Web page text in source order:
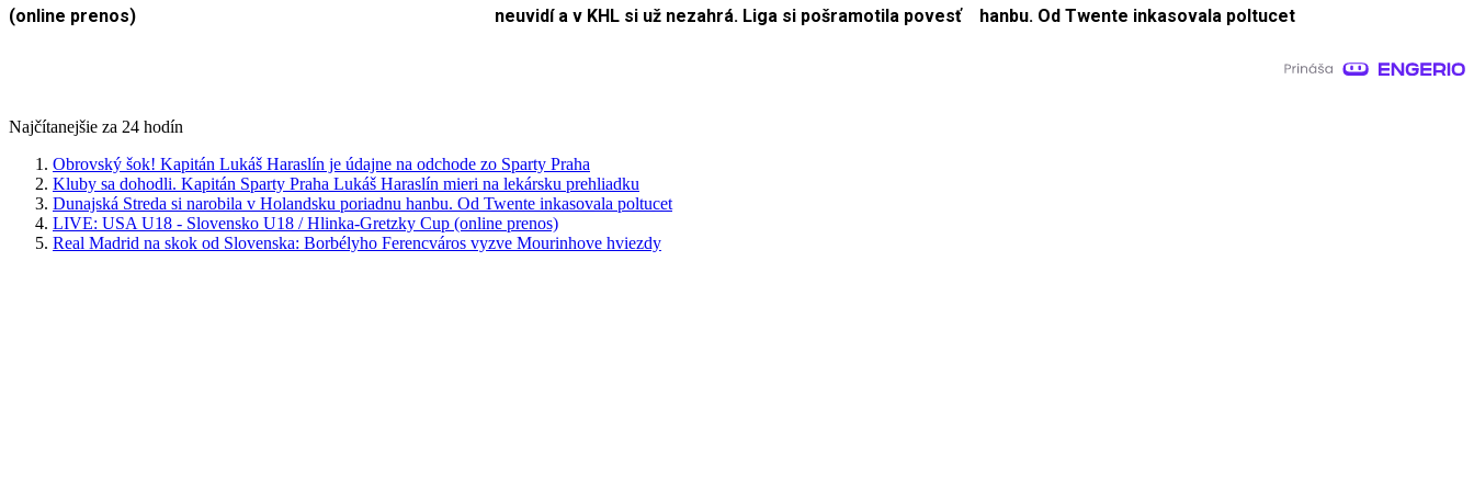
(online prenos)
neuvidí a v KHL si už nezahrá. Liga si pošramotila povesť
hanbu. Od Twente inkasovala poltucet
Najčítanejšie za 24 hodín
Obrovský šok! Kapitán Lukáš Haraslín je údajne na odchode zo Sparty Praha
Kluby sa dohodli. Kapitán Sparty Praha Lukáš Haraslín mieri na lekársku prehliadku
Dunajská Streda si narobila v Holandsku poriadnu hanbu. Od Twente inkasovala poltucet
LIVE: USA U18 - Slovensko U18 / Hlinka-Gretzky Cup (online prenos)
Real Madrid na skok od Slovenska: Borbélyho Ferencváros vyzve Mourinhove hviezdy